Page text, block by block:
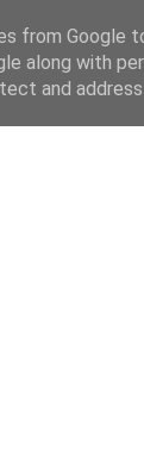
from Google
along with
and address